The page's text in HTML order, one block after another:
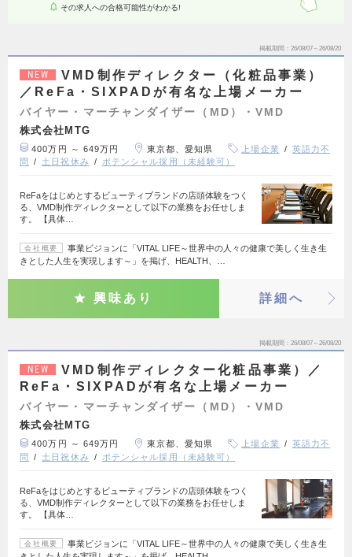
その求人への合格可能性がわかる!
掲載期間 26/08/07～26/08/20
NEW
VMD制作ディレクター（化粧品事業）
／ReFa・SIXPADが有名な上場メーカー
バイヤー・マーチャンダイザー（MD）・VMD
株式会社MTG
400万円 ～ 649万円 東京都、愛知県 上場企業
英語力不
問
土日祝休み ポテンシャル採用（未経験可）
ReFaをはじめとするビューティブランドの店頭体験をつく
る、VMD制作ディレクターとして以下の業務をお任せしま
す。 【具体…
会社概要
事業ビジョンに「VITAL LIFE～世界中の人々の健康で美しく生き生
きとした人生を実現します～」を掲げ、HEALTH、…
興味あり 詳細へ
掲載期間 26/08/07～26/08/20
NEW
VMD制作ディレクター化粧品事業）／
ReFa・SIXPADが有名な上場メーカー
バイヤー・マーチャンダイザー（MD）・VMD
株式会社MTG
400万円 ～ 649万円 東京都、愛知県 上場企業
英語力不
問
土日祝休み ポテンシャル採用（未経験可）
ReFaをはじめとするビューティブランドの店頭体験をつく
る、VMD制作ディレクターとして以下の業務をお任せしま
す。 【具体…
会社概要
事業ビジョンに「VITAL LIFE～世界中の人々の健康で美しく生き生